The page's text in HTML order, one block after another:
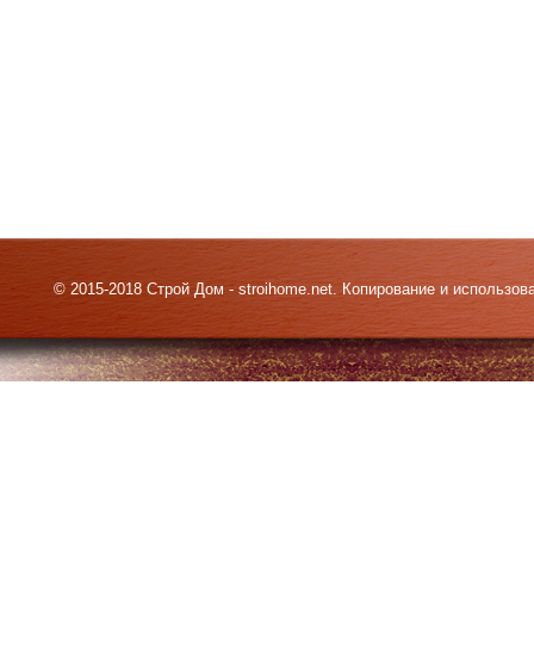
© 2015-2018 Строй Дом - stroihome.net. Копирование и